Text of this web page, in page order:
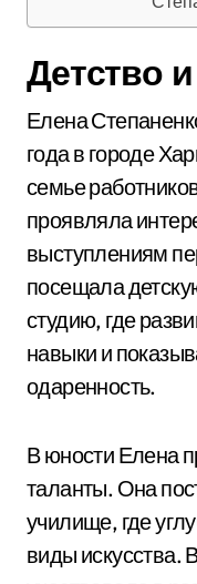
Детство
Елена
года в городе
семье
проявляла
выступлениям
посещала
студию, где
навыки и
одаренность.
В юности Елена
таланты. Она
училище, где
виды искусства.